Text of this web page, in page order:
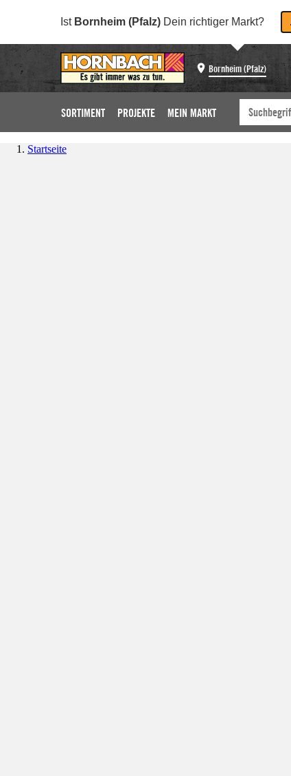
Ist Bornheim (Pfalz) Dein richtiger Markt?
Bornheim (Pfalz)
SORTIMENT PROJEKTE MEIN MARKT
Startseite